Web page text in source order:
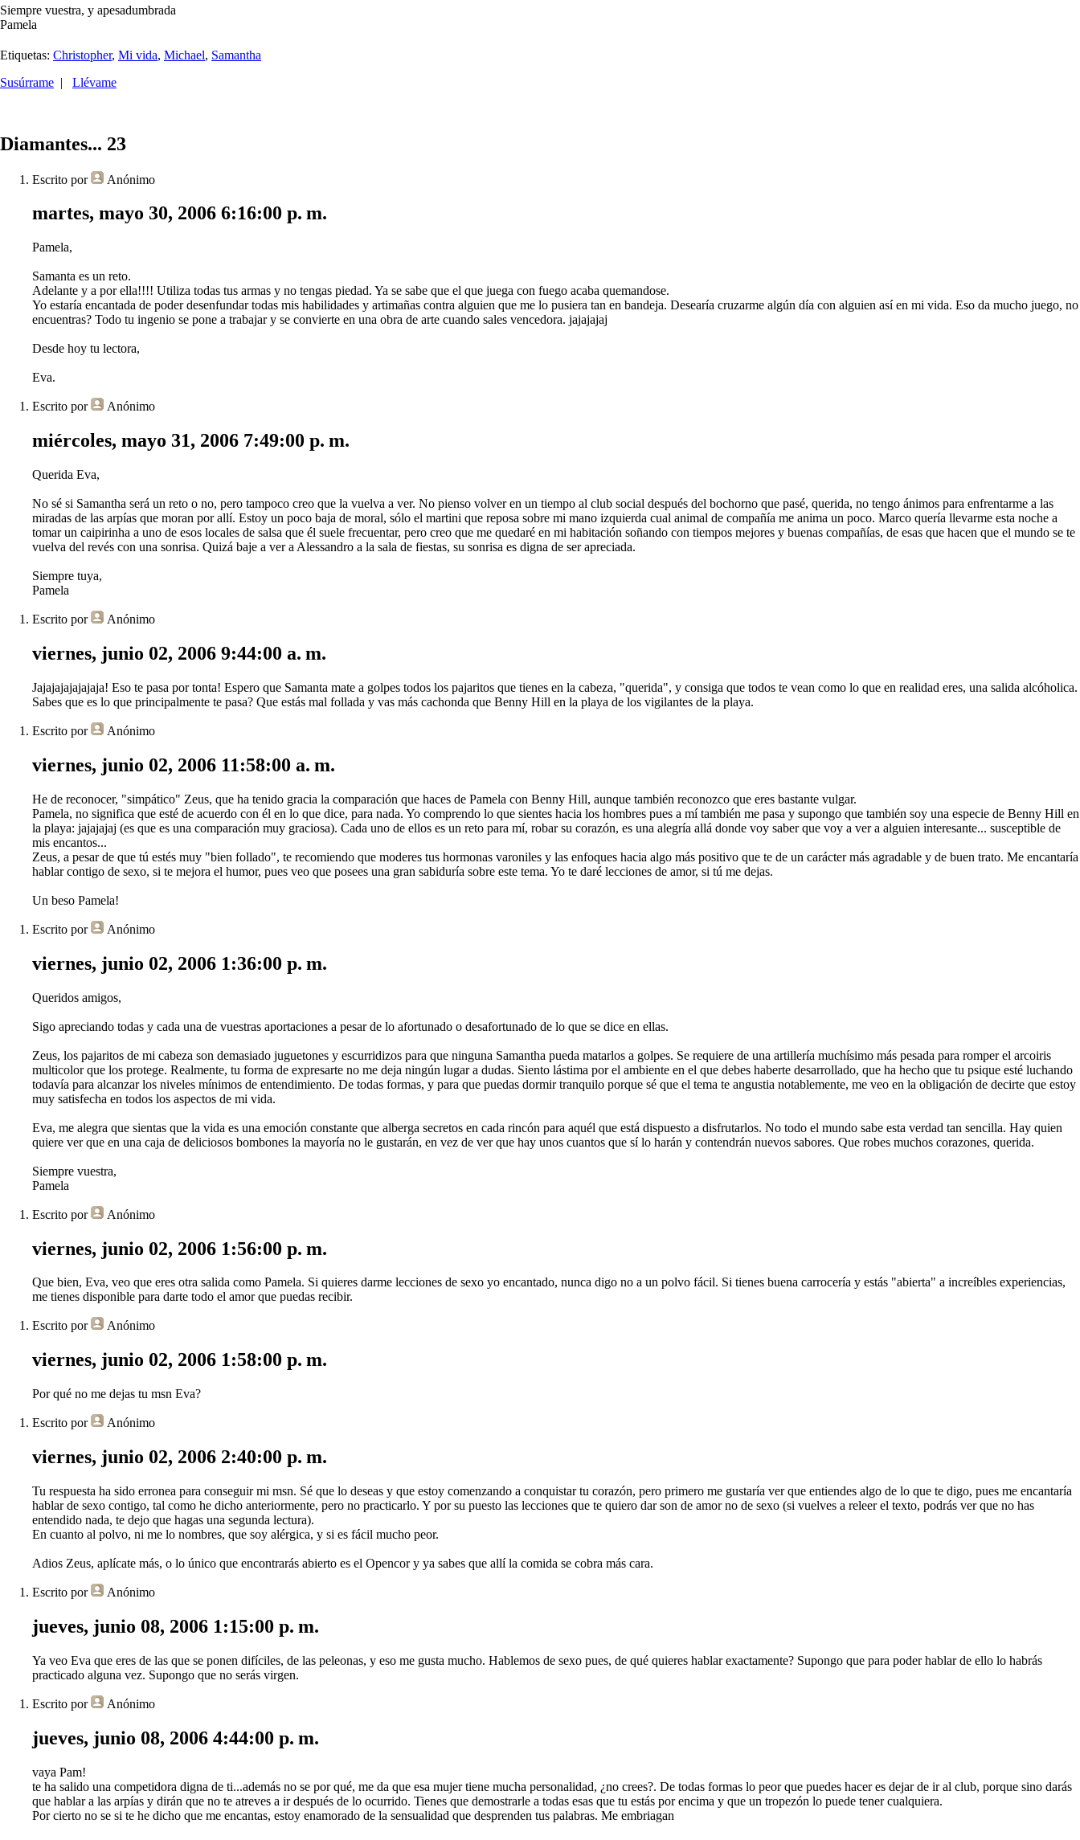
Siempre vuestra, y apesadumbrada
Pamela
Etiquetas: Christopher, Mi vida, Michael, Samantha
Susúrrame | Llévame
Diamantes... 23
Escrito por Anónimo
martes, mayo 30, 2006 6:16:00 p. m.
Pamela,
Samanta es un reto.
Adelante y a por ella!!!! Utiliza todas tus armas y no tengas piedad. Ya se sabe que el que juega con fuego acaba quemandose.
Yo estaría encantada de poder desenfundar todas mis habilidades y artimañas contra alguien que me lo pusiera tan en bandeja. Desearía cruzarme algún día con alguien así en mi vida. Eso da mucho juego, no
encuentras? Todo tu ingenio se pone a trabajar y se convierte en una obra de arte cuando sales vencedora. jajajajaj
Desde hoy tu lectora,
Eva.
Escrito por Anónimo
miércoles, mayo 31, 2006 7:49:00 p. m.
Querida Eva,
No sé si Samantha será un reto o no, pero tampoco creo que la vuelva a ver. No pienso volver en un tiempo al club social después del bochorno que pasé, querida, no tengo ánimos para enfrentarme a las
miradas de las arpías que moran por allí. Estoy un poco baja de moral, sólo el martini que reposa sobre mi mano izquierda cual animal de compañía me anima un poco. Marco quería llevarme esta noche a
tomar un caipirinha a uno de esos locales de salsa que él suele frecuentar, pero creo que me quedaré en mi habitación soñando con tiempos mejores y buenas compañías, de esas que hacen que el mundo se te
vuelva del revés con una sonrisa. Quizá baje a ver a Alessandro a la sala de fiestas, su sonrisa es digna de ser apreciada.
Siempre tuya,
Pamela
Escrito por Anónimo
viernes, junio 02, 2006 9:44:00 a. m.
Jajajajajajajaja! Eso te pasa por tonta! Espero que Samanta mate a golpes todos los pajaritos que tienes en la cabeza, "querida", y consiga que todos te vean como lo que en realidad eres, una salida alcóholica.
Sabes que es lo que principalmente te pasa? Que estás mal follada y vas más cachonda que Benny Hill en la playa de los vigilantes de la playa.
Escrito por Anónimo
viernes, junio 02, 2006 11:58:00 a. m.
He de reconocer, "simpático" Zeus, que ha tenido gracia la comparación que haces de Pamela con Benny Hill, aunque también reconozco que eres bastante vulgar.
Pamela, no significa que esté de acuerdo con él en lo que dice, para nada. Yo comprendo lo que sientes hacia los hombres pues a mí también me pasa y supongo que también soy una especie de Benny Hill en
la playa: jajajajaj (es que es una comparación muy graciosa). Cada uno de ellos es un reto para mí, robar su corazón, es una alegría allá donde voy saber que voy a ver a alguien interesante... susceptible de
mis encantos...
Zeus, a pesar de que tú estés muy "bien follado", te recomiendo que moderes tus hormonas varoniles y las enfoques hacia algo más positivo que te de un carácter más agradable y de buen trato. Me encantaría
hablar contigo de sexo, si te mejora el humor, pues veo que posees una gran sabiduría sobre este tema. Yo te daré lecciones de amor, si tú me dejas.
Un beso Pamela!
Escrito por Anónimo
viernes, junio 02, 2006 1:36:00 p. m.
Queridos amigos,
Sigo apreciando todas y cada una de vuestras aportaciones a pesar de lo afortunado o desafortunado de lo que se dice en ellas.
Zeus, los pajaritos de mi cabeza son demasiado juguetones y escurridizos para que ninguna Samantha pueda matarlos a golpes. Se requiere de una artillería muchísimo más pesada para romper el arcoiris
multicolor que los protege. Realmente, tu forma de expresarte no me deja ningún lugar a dudas. Siento lástima por el ambiente en el que debes haberte desarrollado, que ha hecho que tu psique esté luchando
todavía para alcanzar los niveles mínimos de entendimiento. De todas formas, y para que puedas dormir tranquilo porque sé que el tema te angustia notablemente, me veo en la obligación de decirte que estoy
muy satisfecha en todos los aspectos de mi vida.
Eva, me alegra que sientas que la vida es una emoción constante que alberga secretos en cada rincón para aquél que está dispuesto a disfrutarlos. No todo el mundo sabe esta verdad tan sencilla. Hay quien
quiere ver que en una caja de deliciosos bombones la mayoría no le gustarán, en vez de ver que hay unos cuantos que sí lo harán y contendrán nuevos sabores. Que robes muchos corazones, querida.
Siempre vuestra,
Pamela
Escrito por Anónimo
viernes, junio 02, 2006 1:56:00 p. m.
Que bien, Eva, veo que eres otra salida como Pamela. Si quieres darme lecciones de sexo yo encantado, nunca digo no a un polvo fácil. Si tienes buena carrocería y estás "abierta" a increíbles experiencias,
me tienes disponible para darte todo el amor que puedas recibir.
Escrito por Anónimo
viernes, junio 02, 2006 1:58:00 p. m.
Por qué no me dejas tu msn Eva?
Escrito por Anónimo
viernes, junio 02, 2006 2:40:00 p. m.
Tu respuesta ha sido erronea para conseguir mi msn. Sé que lo deseas y que estoy comenzando a conquistar tu corazón, pero primero me gustaría ver que entiendes algo de lo que te digo, pues me encantaría
hablar de sexo contigo, tal como he dicho anteriormente, pero no practicarlo. Y por su puesto las lecciones que te quiero dar son de amor no de sexo (si vuelves a releer el texto, podrás ver que no has
entendido nada, te dejo que hagas una segunda lectura).
En cuanto al polvo, ni me lo nombres, que soy alérgica, y si es fácil mucho peor.
Adios Zeus, aplícate más, o lo único que encontrarás abierto es el Opencor y ya sabes que allí la comida se cobra más cara.
Escrito por Anónimo
jueves, junio 08, 2006 1:15:00 p. m.
Ya veo Eva que eres de las que se ponen difíciles, de las peleonas, y eso me gusta mucho. Hablemos de sexo pues, de qué quieres hablar exactamente? Supongo que para poder hablar de ello lo habrás
practicado alguna vez. Supongo que no serás virgen.
Escrito por Anónimo
jueves, junio 08, 2006 4:44:00 p. m.
vaya Pam!
te ha salido una competidora digna de ti...además no se por qué, me da que esa mujer tiene mucha personalidad, ¿no crees?. De todas formas lo peor que puedes hacer es dejar de ir al club, porque sino darás
que hablar a las arpías y dirán que no te atreves a ir después de lo ocurrido. Tienes que demostrarle a todas esas que tu estás por encima y que un tropezón lo puede tener cualquiera.
Por cierto no se si te he dicho que me encantas, estoy enamorado de la sensualidad que desprenden tus palabras. Me embriagan